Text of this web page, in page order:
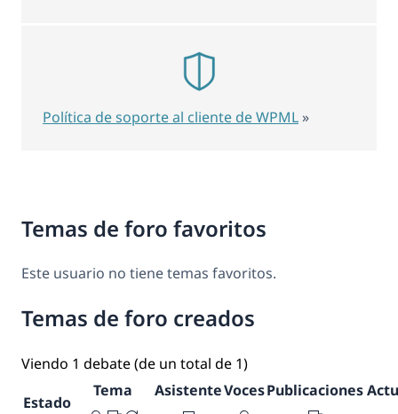
Temas de foro favoritos
Este usuario no tiene temas favoritos.
Temas de foro creados
Viendo 1 debate (de un total de 1)
Estado
Tema AsistenteVocesPublicaciones
Política de soporte al cliente de WPML »